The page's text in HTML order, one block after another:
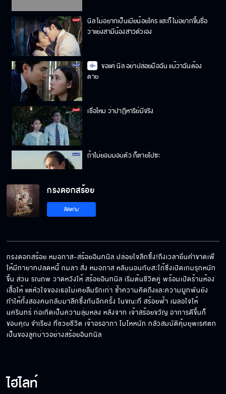
นิล ไม่อยากเป็นเมียน้อยใคร และก็ไม่อยากขึ้นชื่อ
ว่าแย่งสามีน้องสาวตัวเอง
ขอแค่ นิล อย่าปล่อยมือฉัน แม้ว่าฉันต้อง
ตาย
เชื่อไหม ว่าปาฏิหาริย์มีจริง
ถ้าไม่ยอมมอบตัว ก็ตายไปซะ
คุณไม่มีโอกาสแล้วหมอ อย่าพยายามอีกเลย
เอ็งนี่นะ มันแรดร่านเหมือนแม่เอ็งไม่มีผิด
ผมจะไม่ยอมเสียทั้งแม่ และเมียไปเด็ดขาด
กรงดอกสร้อย
ติดตาม
กรงดอกสร้อย หมอภาส-สร้อยอินทนิล ปล่อยใจลึกซึ้ง!ถึงเวลายื่นคำขาดเพื่
ให้มีทายาทปลดหนี้ กมลา สั่ง หมอภาส หลับนอนกับสะใภ้ซึ่งเปิดเกมรุกหนัก
ขึ้น ส่วน รณภพ วาดหวังให้ สร้อยอินทนิล เริ่มต้นชีวิตคู่ พร้อมเปิดร้านห้อง
เสื้อให้ แต่หัวใจของเธอไม่เคยลืมรักเก่า ซ้ำความคิดถึงและความผูกพันยัง
ทำให้ทั้งสองคนกลับมาลึกซึ้งกันอีกครั้ง ในขณะที่ สร้อยฟ้า เผลอใจให้
นครินทร์ ก่อเกิดเป็นความลุ่มหลง หลังจาก เจ้าสร้อยขวัญ อาการดีขึ้นก็
ขอบคุณ จำเรียง ที่ช่วยชีวิต เจ้าอรอาภา โมโหหนัก กลัวสมบัติคุ้มยุพเรศตก
เป็นของลูกบ่าวอย่างสร้อยอินทนิล
ไฮไลท์